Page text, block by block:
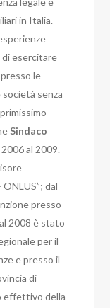
in Italia.
di esercitare
presso le
senza
Sindaco
al 2009.
dal
presso
2008 è stato
per il
e presso il
di
effettivo della